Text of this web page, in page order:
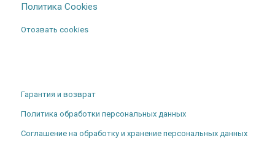
Политика Cookies
Отозвать cookies
Гарантия и возврат
Политика обработки персональных данных
Соглашение на обработку и хранение персональных данных